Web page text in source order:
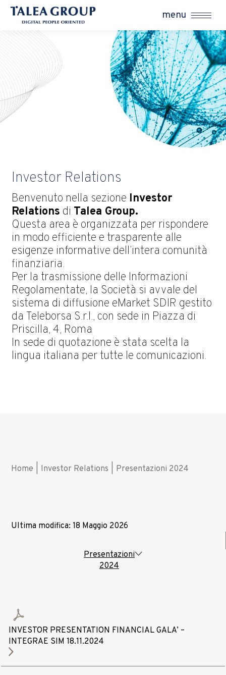
menu
Investor Relations
Benvenuto nella sezione Investor
Relations di Talea Group.
Questa area è organizzata per rispondere
in modo efficiente e trasparente alle
esigenze informative dell’intera comunità
finanziaria.
Per la trasmissione delle Informazioni
Regolamentate, la Società si avvale del
sistema di diffusione eMarket SDIR gestito
da Teleborsa S.r.l., con sede in Piazza di
Priscilla, 4, Roma
In sede di quotazione è stata scelta la
lingua italiana per tutte le comunicazioni.
Home Investor Relations Presentazioni 2024
Ultima modifica: 18 Maggio 2026
Presentazioni
2024
INVESTOR PRESENTATION FINANCIAL GALA’ –
INTEGRAE SIM 18.11.2024